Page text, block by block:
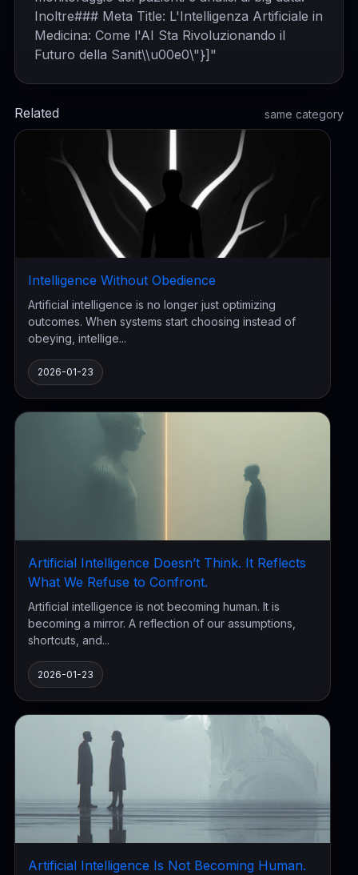
Inoltre### Meta Title: L'Intelligenza Artificiale in
Medicina: Come l'AI Sta Rivoluzionando il
Futuro della Sanit\\u00e0\"}]"
Related same category
Intelligence Without Obedience
Artificial intelligence is no longer just optimizing
outcomes. When systems start choosing instead of
obeying, intellige...
2026-01-23
Artificial Intelligence Doesn’t Think. It Reflects
What We Refuse to Confront.
Artificial intelligence is not becoming human. It is
becoming a mirror. A reflection of our assumptions,
shortcuts, and...
2026-01-23
Artificial Intelligence Is Not Becoming Human.